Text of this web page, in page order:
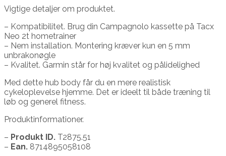
Vigtige detaljer om produktet.
– Kompatibilitet. Brug din Campagnolo kassette på Tacx
Neo 2t hometrainer
– Nem installation. Montering kræver kun en 5 mm
unbrakonøgle
– Kvalitet. Garmin står for høj kvalitet og pålidelighed
Med dette hub body får du en mere realistisk
cykeloplevelse hjemme. Det er ideelt til både træning til
løb og generel fitness.
Produktinformationer.
– Produkt ID. T2875.51
– Ean. 8714895058108